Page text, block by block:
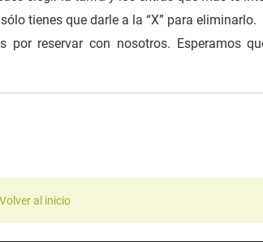
tienes que darle a la “X” para eliminarlo.
reservar con nosotros. Esperamos
Volver al inicio